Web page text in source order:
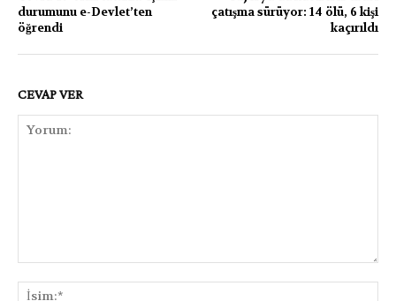
durumunu e-Devlet’ten
öğrendi
çatışma sürüyor: 14 ölü, 6 kişi
kaçırıldı
CEVAP VER